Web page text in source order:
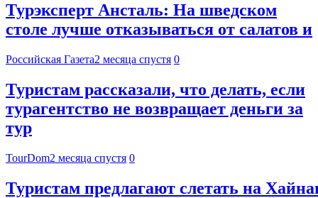
Турэксперт Ансталь: На шведском
столе лучше отказываться от салатов и
Российская Газета2 месяца спустя 0
Туристам рассказали, что делать, если
турагентство не возвращает деньги за
тур
TourDom2 месяца спустя 0
Туристам предлагают слетать на